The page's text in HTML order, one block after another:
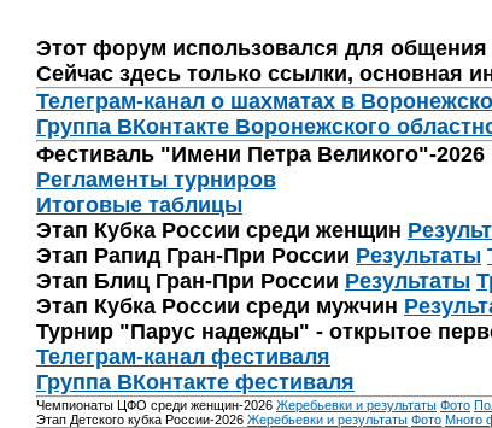
Этот форум использовался для
Сейчас здесь только ссылки, основная
Телеграм-канал о шахматах в
Группа ВКонтакте Воронежского
Фестиваль "Имени Петра Великого"-2026
Регламенты турниров
Итоговые таблицы
Этап Кубка России среди женщин
Этап Рапид Гран-При России Результаты
Этап Блиц Гран-При России Результаты
Этап Кубка России среди мужчин
Турнир "Парус надежды" - открытое
Телеграм-канал фестиваля
Группа ВКонтакте фестиваля
Чемпионаты ЦФО среди женщин-2026 Жеребьевки и результаты Фото
Этап Детского кубка России-2026 Жеребьевки и результаты Фото Много